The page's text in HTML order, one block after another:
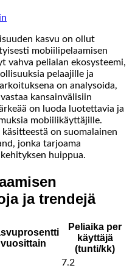
kasvu on ollut
mobiilipelaamisen
vahva pelialan ekosysteemi,
pelaajille ja
on analysoida,
kansainvälisiin
on luoda luotettavia ja
mobiilikäyttäjille.
on suomalainen
jonka tarjoama
huippua.
ja trendejä
vuosittain
Peliaika per
käyttäjä
(tunti/kk)
7.2